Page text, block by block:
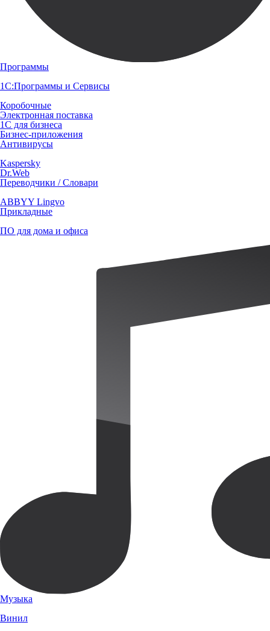
Программы
1С:Программы и Сервисы
Коробочные
Электронная поставка
1С для бизнеса
Бизнес-приложения
Антивирусы
Kaspersky
Dr.Web
Переводчики / Словари
ABBYY Lingvo
Прикладные
ПО для дома и офиса
Музыка
Винил